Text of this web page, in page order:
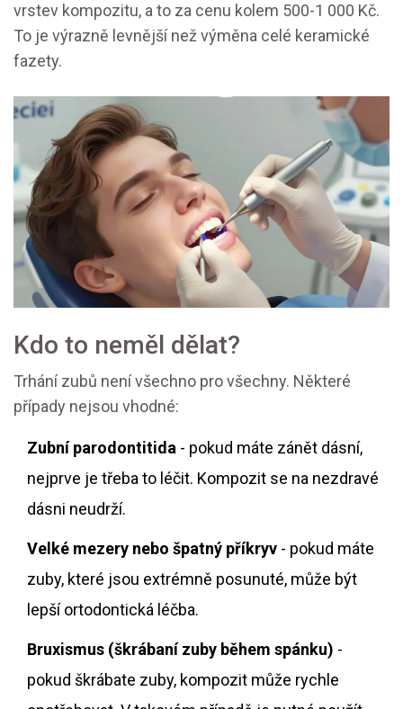
vrstev kompozitu, a to za cenu kolem 500-1 000 Kč.
To je výrazně levnější než výměna celé keramické
fazety.
Kdo to neměl dělat?
Trhání zubů není všechno pro všechny. Některé
případy nejsou vhodné:
Zubní parodontitida - pokud máte zánět dásní,
nejprve je třeba to léčit. Kompozit se na nezdravé
dásni neudrží.
Velké mezery nebo špatný příkryv - pokud máte
zuby, které jsou extrémně posunuté, může být
lepší ortodontická léčba.
Bruxismus (škrábaní zuby během spánku) -
pokud škrábate zuby, kompozit může rychle